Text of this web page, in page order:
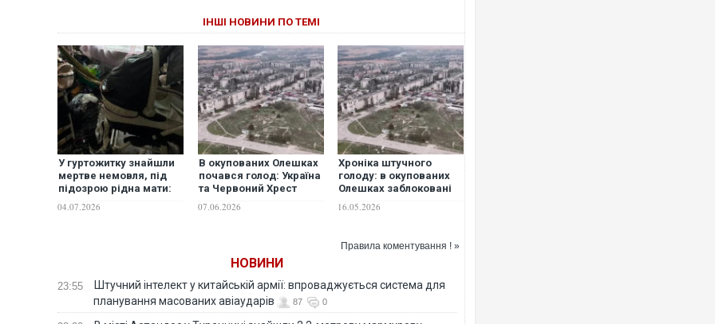
ІНШІ НОВИНИ ПО ТЕМІ
У гуртожитку знайшли
мертве немовля, під
підозрою рідна мати:
деталі трагедії
04.07.2026
В окупованих Олешках
почався голод: Україна
та Червоний Хрест
намагаються
домогтися від РФ
07.06.2026
Хроніка штучного
голоду: в окупованих
Олешках заблоковані
близько 2000 жителів,
жертвами вже стали
16.05.2026
Правила коментування ! »
НОВИНИ
23:55
Штучний інтелект у китайській армії: впроваджується система для
планування масованих авіаударів
87 0